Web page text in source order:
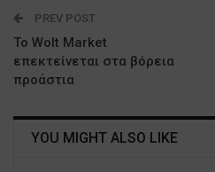
PREV POST
Το Wolt Market
επεκτείνεται στα βόρεια
προάστια
YOU MIGHT ALSO LIKE